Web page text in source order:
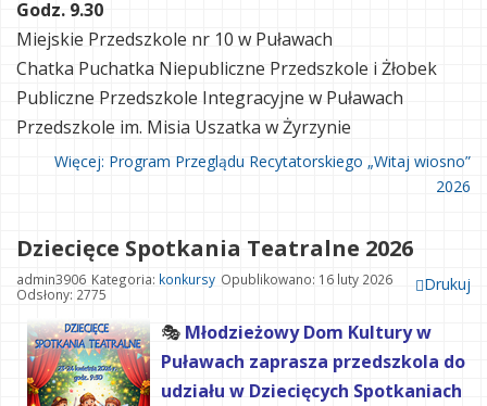
Godz. 9.30
Miejskie Przedszkole nr 10 w Puławach
Chatka Puchatka Niepubliczne Przedszkole i Żłobek
Publiczne Przedszkole Integracyjne w Puławach
Przedszkole im. Misia Uszatka w Żyrzynie
Więcej: Program Przeglądu Recytatorskiego „Witaj wiosno”
2026
Dziecięce Spotkania Teatralne 2026
Drukuj
admin3906 Kategoria: konkursy Opublikowano: 16 luty 2026
Odsłony: 2775
🎭 Młodzieżowy Dom Kultury w
Puławach zaprasza przedszkola do
udziału w Dziecięcych Spotkaniach